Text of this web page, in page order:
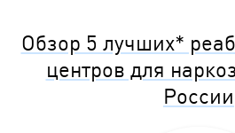
Обзор 5 лучших*
центров для
России